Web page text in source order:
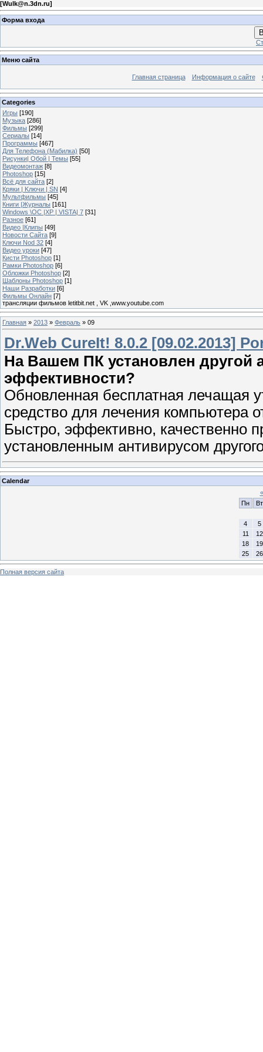
[Wulk@n.3dn.ru]
Форма входа
Меню сайта
Главная страница Информация о сайте
Categories
Игры [190]
Музыка [286]
Фильмы [299]
Сериалы [14]
Программы [467]
Для Телефона (Мабилка) [50]
Рисунки| Обой | Темы [55]
Видеомонтаж [8]
Photoshop [15]
Всё для сайта [2]
Кряки | Kлючи | SN [4]
Мультфильмы [45]
Книги |Журналы [161]
Windows \OC |XP | VISTA| 7 [31]
Разное [61]
Видео |Клипы [49]
Новости Сайта [9]
Ключи Nod 32 [4]
Видео уроки [47]
Кисти Photoshop [1]
Рамки Photoshop [6]
Обложки Photoshop [2]
Шаблоны Photoshop [1]
Наши Разработки [6]
Фильмы Онлайн [7]
трансляции фильмов letitbit.net , VK ,www.youtube.com
Главная » 2013 » Февраль » 09
Dr.Web CureIt! 8.0.2 [09.02.2013]
На Вашем ПК установлен другой
эффективности?
Обновленная бесплатная лечащая
средство для лечения компьютера
Быстро, эффективно, качественно
установленным антивирусом
Calendar
«
Пн
Вт
4
5
11
12
18
19
25
26
Полная версия сайта